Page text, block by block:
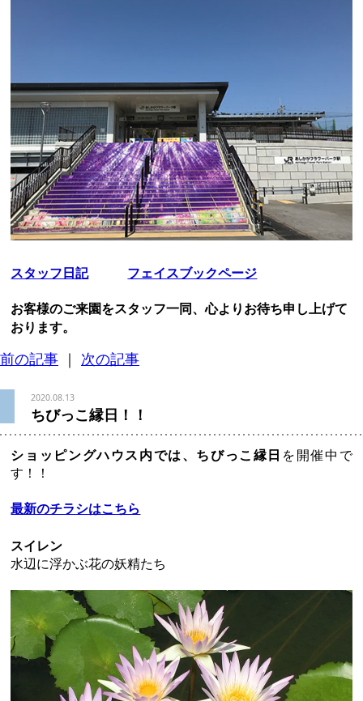
スタッフ日記
フェイスブックページ
お客様のご来園をスタッフ一同、心よりお待ち申し上げて
おります。
前の記事 ｜ 次の記事
2020.08.13
ちびっこ縁日！！
ショッピングハウス内では、ちびっこ縁日 を開催中で
す！！
最新のチラシはこちら
スイレン
水辺に浮かぶ花の妖精たち